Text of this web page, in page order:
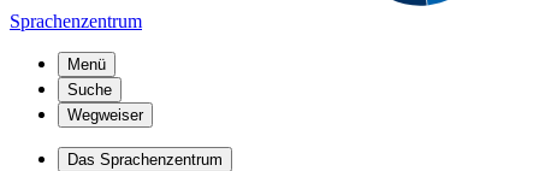
Sprachenzentrum
Menü
Suche
Wegweiser
Das Sprachenzentrum